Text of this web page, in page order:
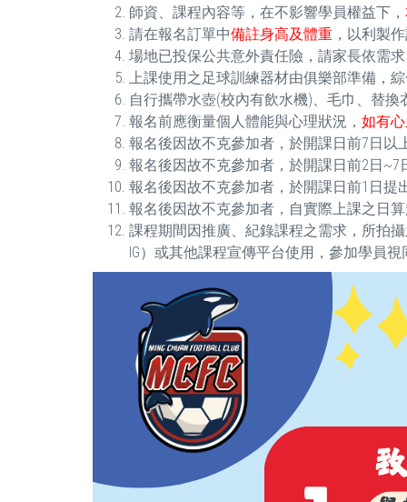
師資、課程內容等，在不影響學員權益下，
請在報名訂單中備註身高及體重 ，以利製
場地已投保公共意外責任險，請家長依需
上課使用之足球訓練器材由俱樂部準備，
自行攜帶水壺(校內有飲水機)、毛巾、替換
報名前應衡量個人體能與心理狀況， 如有
報名後因故不克參加者，於開課日前7日以
報名後因故不克參加者，於開課日前2日~7
報名後因故不克參加者，於開課日前1日提
報名後因故不克參加者，自實際上課之日
課程期間因推廣、紀錄課程之需求，所拍
IG）或其他課程宣傳平台使用，參加學員